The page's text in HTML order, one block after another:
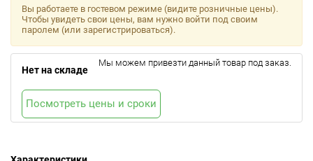
Вы работаете в гостевом режиме (видите розничные цены).
Чтобы увидеть свои цены, вам нужно войти под своим
паролем (или зарегистрироваться).
Нет на складе
Мы можем привезти данный товар под заказ.
Посмотреть цены и сроки